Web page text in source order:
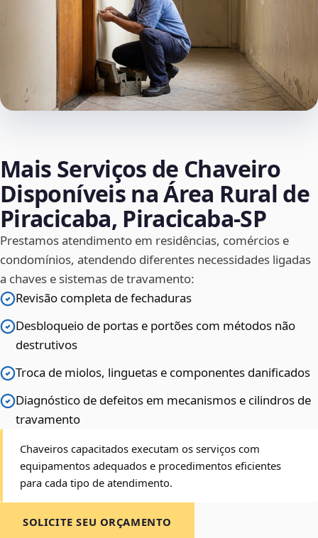
Mais Serviços de Chaveiro
Disponíveis na Área Rural de
Piracicaba, Piracicaba‑SP
Prestamos atendimento em residências, comércios e
condomínios, atendendo diferentes necessidades ligadas
a chaves e sistemas de travamento:
Revisão completa de fechaduras
Desbloqueio de portas e portões com métodos não
destrutivos
Troca de miolos, linguetas e componentes danificados
Diagnóstico de defeitos em mecanismos e cilindros de
travamento
Chaveiros capacitados executam os serviços com
equipamentos adequados e procedimentos eficientes
para cada tipo de atendimento.
SOLICITE SEU ORÇAMENTO